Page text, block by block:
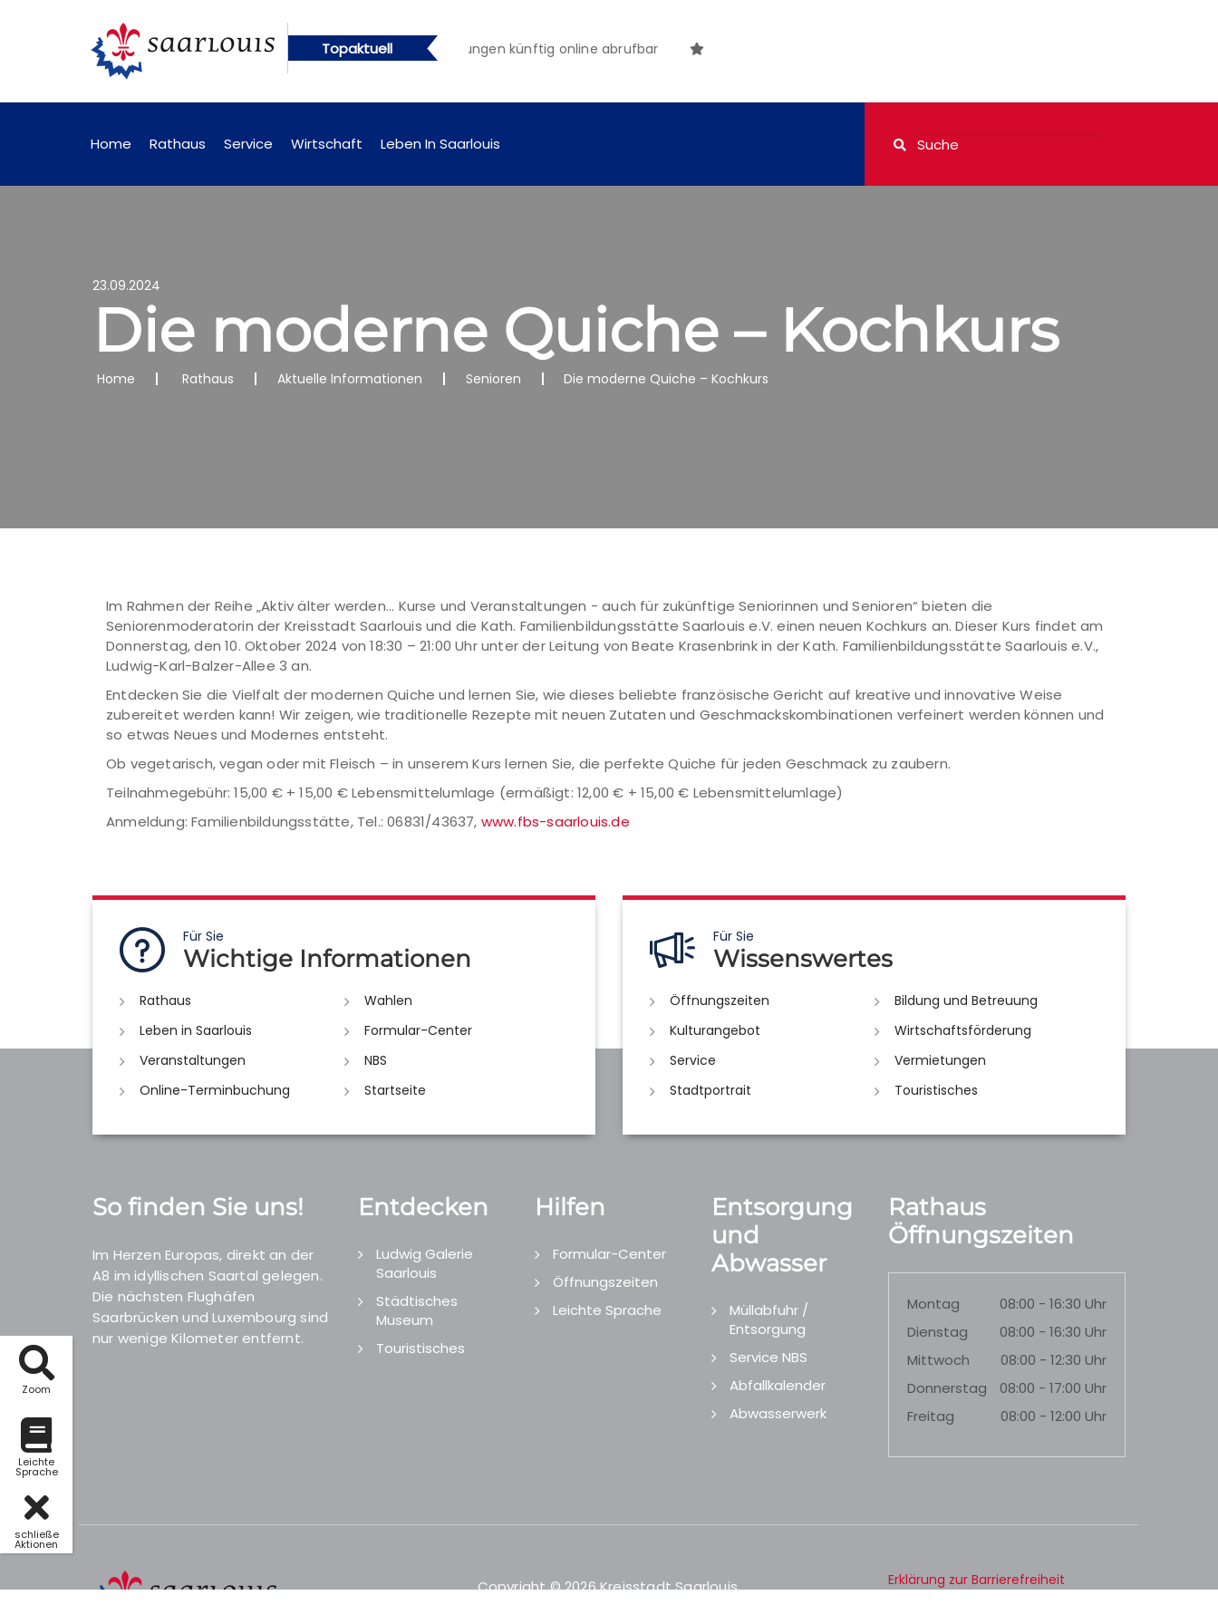
Zoom
Leichte
Sprache
schließe
Aktionen
Topaktuell
künftig online abrufbar Öffentliche Bekanntmachungen künftig online abrufbar
Home Rathaus Service Wirtschaft Leben In Saarlouis
23.09.2024
Die moderne Quiche – Kochkurs
Home Rathaus Aktuelle Informationen Senioren Die moderne Quiche – Kochkurs
Im Rahmen der Reihe „Aktiv älter werden... Kurse und Veranstaltungen - auch für zukünftige Seniorinnen und Senioren“ bieten die
Seniorenmoderatorin der Kreisstadt Saarlouis und die Kath. Familienbildungsstätte Saarlouis e.V. einen neuen Kochkurs an. Dieser Kurs findet am
Donnerstag, den 10. Oktober 2024 von 18:30 – 21:00 Uhr unter der Leitung von Beate Krasenbrink in der Kath. Familienbildungsstätte Saarlouis e.V.,
Ludwig-Karl-Balzer-Allee 3 an.
Entdecken Sie die Vielfalt der modernen Quiche und lernen Sie, wie dieses beliebte französische Gericht auf kreative und innovative Weise
zubereitet werden kann! Wir zeigen, wie traditionelle Rezepte mit neuen Zutaten und Geschmackskombinationen verfeinert werden können und
so etwas Neues und Modernes entsteht.
Ob vegetarisch, vegan oder mit Fleisch – in unserem Kurs lernen Sie, die perfekte Quiche für jeden Geschmack zu zaubern.
Teilnahmegebühr: 15,00 € + 15,00 € Lebensmittelumlage (ermäßigt: 12,00 € + 15,00 € Lebensmittelumlage)
Anmeldung: Familienbildungsstätte, Tel.: 06831/43637, www.fbs-saarlouis.de
Für Sie
Wichtige Informationen
Rathaus
Wahlen
Leben in Saarlouis
Formular-Center
Veranstaltungen
NBS
Online-Terminbuchung
Startseite
Für Sie
Wissenswertes
Öffnungszeiten
Bildung und Betreuung
Kulturangebot
Wirtschaftsförderung
Service
Vermietungen
Stadtportrait
Touristisches
So finden Sie uns!
Im Herzen Europas, direkt an der
A8 im idyllischen Saartal gelegen.
Die nächsten Flughäfen
Saarbrücken und Luxembourg sind
nur wenige Kilometer entfernt.
Entdecken
Ludwig Galerie
Saarlouis
Städtisches
Museum
Touristisches
Hilfen
Formular-Center
Öffnungszeiten
Leichte Sprache
Entsorgung
und
Abwasser
Müllabfuhr /
Entsorgung
Service NBS
Abfallkalender
Abwasserwerk
Rathaus
Öffnungszeiten
Montag
08:00 - 16:30 Uhr
Dienstag
08:00 - 16:30 Uhr
Mittwoch
08:00 - 12:30 Uhr
Donnerstag
08:00 - 17:00 Uhr
Freitag
08:00 - 12:00 Uhr
Copyright © 2026 Kreisstadt Saarlouis.
Erklärung zur Barrierefreiheit